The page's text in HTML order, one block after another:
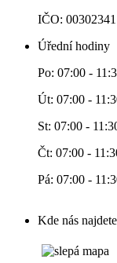
IČO: 00302341
Úřední hodiny
Po: 07:00 -
Út: 07:00 -
St: 07:00 -
Čt: 07:00 -
Pá: 07:00 -
Kde nás najdete